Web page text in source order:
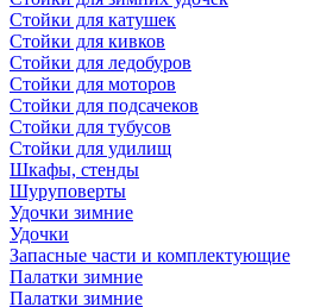
Стойки для катушек
Стойки для кивков
Стойки для ледобуров
Стойки для моторов
Стойки для подсачеков
Стойки для тубусов
Стойки для удилищ
Шкафы, стенды
Шуруповерты
Удочки зимние
Удочки
Запасные части и комплектующие
Палатки зимние
Палатки зимние